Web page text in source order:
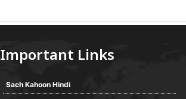
Important Links
Sach Kahoon Hindi